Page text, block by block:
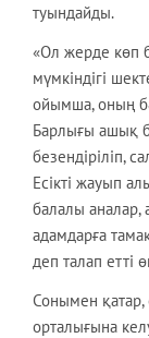
туындайды.
«Ол жерде көп
мүмкіндігі
ойымша, оның
Барлығы ашық
безендіріліп,
Есікті жауып
балалы аналар,
адамдарға
деп талап етті
Сонымен қатар,
орталығына